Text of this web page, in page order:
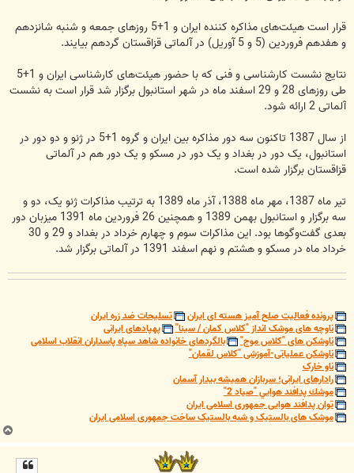
قرار است هیئت‌های مذاکره کننده ایران و 1+5 روزهای جمعه و شنبه شانزدهم
و هفدهم فروردین (5 و 5 آوریل) در آلماتی قزاقستان گردهم بیایند.
نتایج نشست کارشناسی و فنی که با حضور هیئت‌های کارشناسی ایران و 1+5
طی روزهای 28 و 29 اسفند ماه در شهر استانبول برگزار شد قرار است به نشست
آلماتی 2 ارائه شود.
از سال 1387 تاکنون سه دور مذاکره بین ایران و گروه 1+5 در ژنو و دو دور در
استانبول، یک دور در بغداد و یک دور در مسکو و یک دور هم در آلماتی
قزاقستان برگزار شده است.
تیر ماه 1387، مهر ماه 1388، آذر ماه 1389 به ترتیب مذاکرات ژنو یک، دو و
سه برگزار و استانبول بهمن 1389 و همچنین 26 فروردین ماه 1391 میزبان دور
بعدی گفت‌وگوها بود. این مذاکرات سوم و چهارم خرداد در بغداد و 29 و 30
خرداد ماه در مسکو و هشتم و نهم اسفند 1391 در آلماتی برگزار شد.
پرونده فعالیت صلح آمیز هسته ای ایران
تسلیحات ضد زره ایران
ناوچه های موشک انداز "کلاس کمان / سینا"
پهپادهای ایرانی
ناوشکن های "کلاس موج"
بالگردهای خانواده شاهد سپاه پاسداران انقلاب اسلامی
ناوشکن عملیاتی-آموزشی "کلاس لقمان"
ناو خارک
رادارهای ایرانی؛ سربازان همیشه بیدار آسمان
موشك پدافند هوايي "صياد 2"
توان پدافند هوایی جمهوری اسلامی ایران
موشک های بالستیک و شبه بالستیک ساخت جمهوری اسلامی ایران
ب
ا